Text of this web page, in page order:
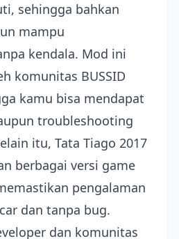
sehingga bahkan
mampu
kendala. Mod ini
komunitas BUSSID
kamu bisa mendapat
troubleshooting
itu, Tata Tiago 2017
berbagai versi game
pengalaman
dan tanpa bug.
dan komunitas